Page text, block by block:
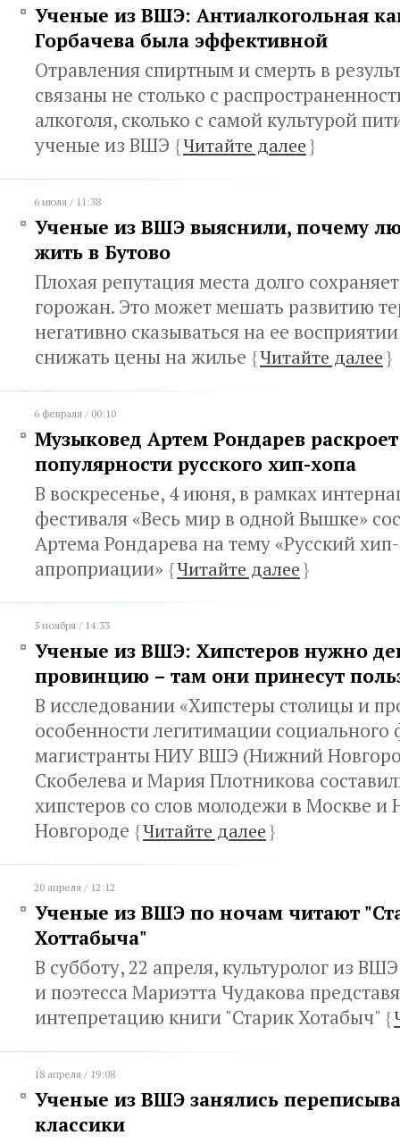
Ученые из ВШЭ: Антиалкогольная
Горбачева была эффективной
Отравления спиртным и смерть в
связаны не столько с
алкоголя, сколько с самой культурой
ученые из ВШЭ {Читайте далее}
6 июля / 11:38
Ученые из ВШЭ выяснили, почему
жить в Бутово
Плохая репутация места долго
горожан. Это может мешать развитию
негативно сказываться на ее
снижать цены на жилье {Читайте далее}
6 февраля / 00:10
Музыковед Артем Рондарев
популярности русского хип-хопа
В воскресенье, 4 июня, в рамках
фестиваля «Весь мир в одной Вышке»
Артема Рондарева на тему «Русский
апроприации» {Читайте далее}
5 ноября / 14:33
Ученые из ВШЭ: Хипстеров нужно
провинцию – там они принесут
В исследовании «Хипстеры столицы и
особенности легитимации
магистранты НИУ ВШЭ (Нижний
Скобелева и Мария Плотникова
хипстеров со слов молодежи в Москве
Новгороде {Читайте далее}
20 апреля / 12:12
Ученые из ВШЭ по ночам читают
Хоттабыча"
В субботу, 22 апреля, культуролог из
и поэтесса Мариэтта Чудакова
интепретацию книги "Старик Хотабыч" {
18 апреля / 19:08
Ученые из ВШЭ занялись
классики